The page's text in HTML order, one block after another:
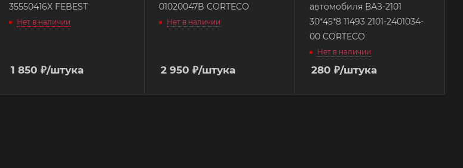
35550416X FEBEST
Нет в наличии
1 850 ₽/штука
01020047B CORTECO
Нет в наличии
2 950 ₽/штука
автомобиля ВАЗ-2101
30*45*8 11493 2101-2401034-
00 CORTECO
Нет в наличии
280 ₽/штука